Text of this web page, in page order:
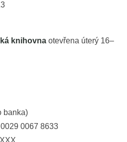
knihovna otevřena úterý 16–
banka)
0067 8633